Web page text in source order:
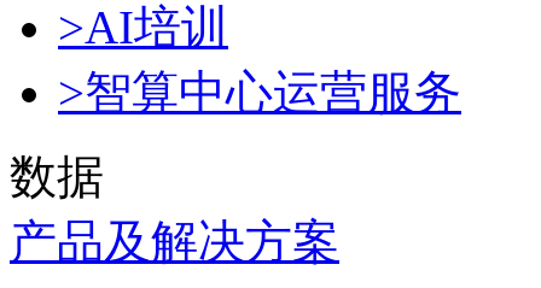
>AI培训
>智算中心运营服务
数据
产品及解决方案